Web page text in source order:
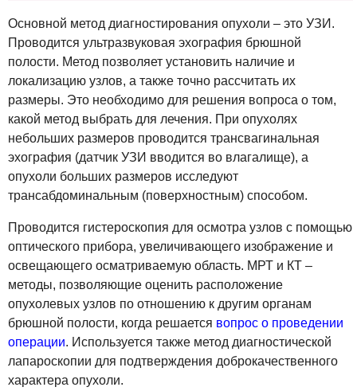
Основной метод диагностирования опухоли – это УЗИ.
Проводится ультразвуковая эхография брюшной
полости. Метод позволяет установить наличие и
локализацию узлов, а также точно рассчитать их
размеры. Это необходимо для решения вопроса о том,
какой метод выбрать для лечения. При опухолях
небольших размеров проводится трансвагинальная
эхография (датчик УЗИ вводится во влагалище), а
опухоли больших размеров исследуют
трансабдоминальным (поверхностным) способом.
Проводится гистероскопия для осмотра узлов с помощью
оптического прибора, увеличивающего изображение и
освещающего осматриваемую область. МРТ и КТ –
методы, позволяющие оценить расположение
опухолевых узлов по отношению к другим органам
брюшной полости, когда решается вопрос о проведении
операции. Используется также метод диагностической
лапароскопии для подтверждения доброкачественного
характера опухоли.